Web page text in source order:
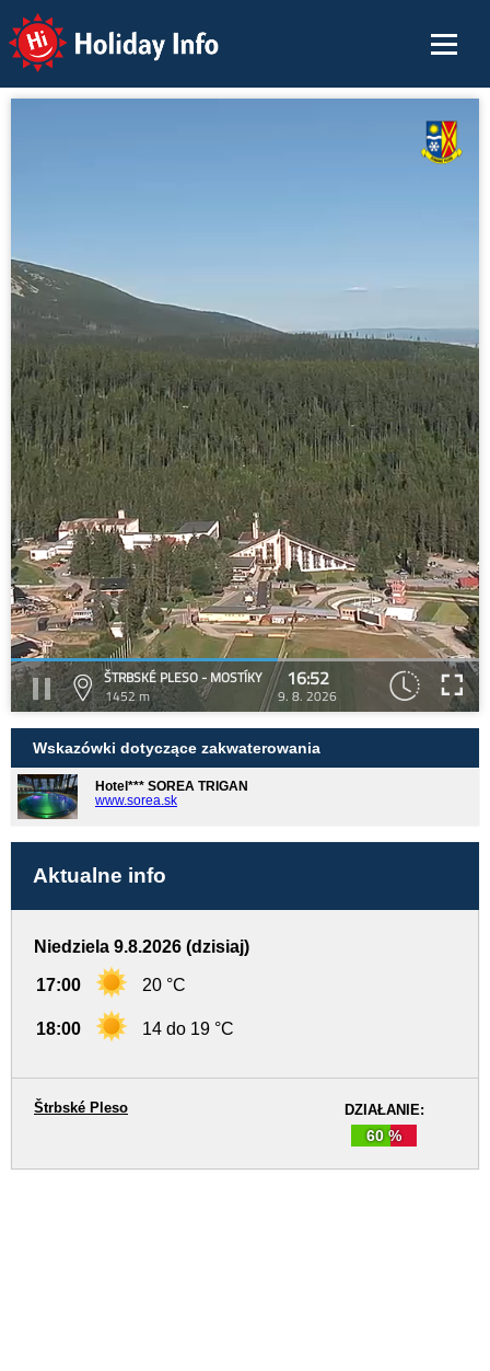
Holiday Info
ŠTRBSKÉ PLESO - MOSTÍKY
1452 m
16:52
9. 8. 2026
Wskazówki dotyczące zakwaterowania
Hotel*** SOREA TRIGAN
www.sorea.sk
Aktualne info
Niedziela 9.8.2026 (dzisiaj)
17:00 20 °C
18:00 14 do 19 °C
DZIAŁANIE:
60 %
Štrbské Pleso